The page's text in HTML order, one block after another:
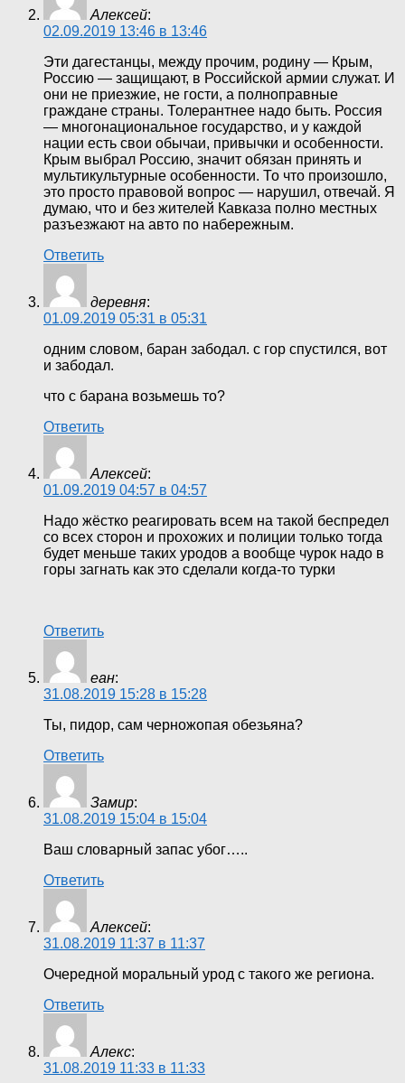
Алексей:
02.09.2019 13:46 в 13:46
Эти дагестанцы, между прочим, родину — Крым,
Россию — защищают, в Российской армии служат. И
они не приезжие, не гости, а полноправные
граждане страны. Толерантнее надо быть. Россия
— многонациональное государство, и у каждой
нации есть свои обычаи, привычки и особенности.
Крым выбрал Россию, значит обязан принять и
мультикультурные особенности. То что произошло,
это просто правовой вопрос — нарушил, отвечай. Я
думаю, что и без жителей Кавказа полно местных
разъезжают на авто по набережным.
Ответить
деревня:
01.09.2019 05:31 в 05:31
одним словом, баран забодал. с гор спустился, вот
и забодал.
что с барана возьмешь то?
Ответить
Алексей:
01.09.2019 04:57 в 04:57
Надо жёстко реагировать всем на такой беспредел
со всех сторон и прохожих и полиции только тогда
будет меньше таких уродов а вообще чурок надо в
горы загнать как это сделали когда-то турки
Ответить
еан:
31.08.2019 15:28 в 15:28
Ты, пидор, сам черножопая обезьяна?
Ответить
Замир:
31.08.2019 15:04 в 15:04
Ваш словарный запас убог…..
Ответить
Алексей:
31.08.2019 11:37 в 11:37
Очередной моральный урод с такого же региона.
Ответить
Алекс:
31.08.2019 11:33 в 11:33